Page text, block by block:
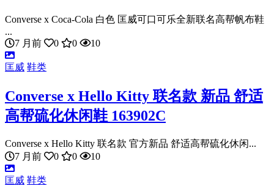
Converse x Coca-Cola 白色 匡威可口可乐全新联名高帮帆布鞋
...
7 月前
0 0 10
匡威 鞋类
Converse x Hello Kitty 联名款 新品 舒适
高帮硫化休闲鞋 163902C
Converse x Hello Kitty 联名款 官方新品 舒适高帮硫化休闲...
7 月前
0 0 10
匡威 鞋类